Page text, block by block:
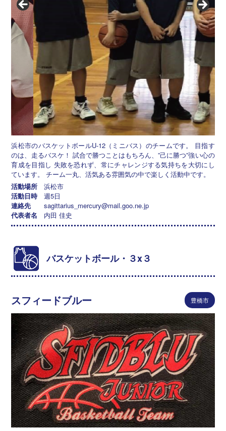
浜松市のバスケットボールU-12（ミニバス）のチームです。 目指す
のは、走るバスケ！ 試合で勝つことはもちろん、”己に勝つ”強い心の
育成を目指し 失敗を恐れず、常にチャレンジする気持ちを大切にし
ています。 チーム一丸、活気ある雰囲気の中で楽しく活動中です。
活動場所
浜松市
活動日時
週5日
連絡先
sagittarius_mercury@mail.goo.ne.jp
代表者名
内田 佳史
バスケットボール・３x３
スフィードブルー 豊橋市